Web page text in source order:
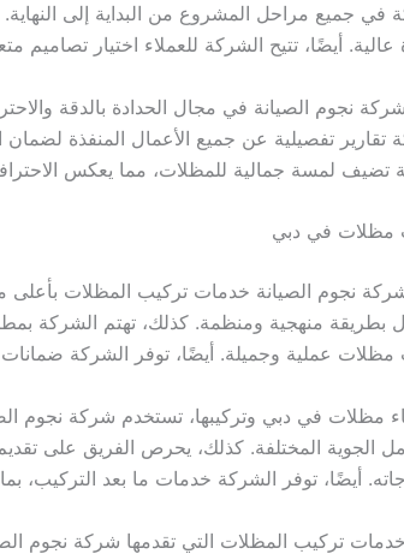
في جميع مراحل المشروع من البداية إلى
عالية. أيضًا، تتيح الشركة للعملاء اختيار تصاميم
نجوم الصيانة في مجال الحدادة بالدقة
تقارير تفصيلية عن جميع الأعمال المنفذة لضمان
تضيف لمسة جمالية للمظلات، مما يعكس
مظلات في دبي
نجوم الصيانة خدمات تركيب المظلات بأعلى
بطريقة منهجية ومنظمة. كذلك، تهتم الشركة
عملية وجميلة. أيضًا، توفر الشركة ضمانات
مظلات في دبي وتركيبها، تستخدم شركة نجوم
الجوية المختلفة. كذلك، يحرص الفريق على
أيضًا، توفر الشركة خدمات ما بعد التركيب،
تركيب المظلات التي تقدمها شركة نجوم